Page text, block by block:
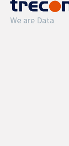
We are Data